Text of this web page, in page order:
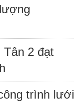
Tân 2 đạt
trình lưới